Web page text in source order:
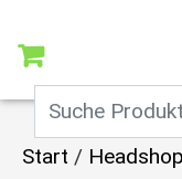
Start / Headshop